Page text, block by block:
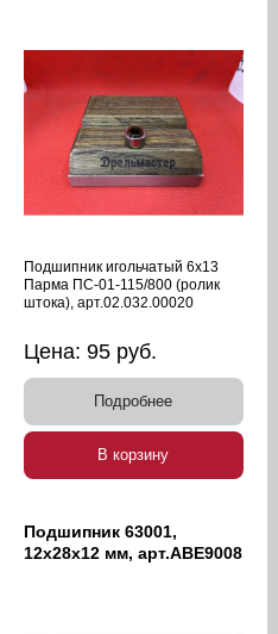
Подшипник игольчатый 6х13
Парма ПС-01-115/800 (ролик
штока), арт.02.032.00020
Цена: 95 руб.
Подробнее
В корзину
Подшипник 63001,
12х28х12 мм, арт.ABE9008